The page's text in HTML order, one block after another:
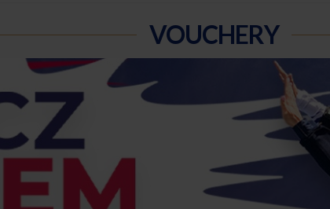
VOUCHERY